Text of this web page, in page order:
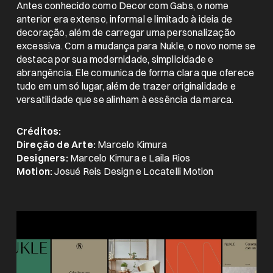
Antes conhecido como Decor com Gabs, o nome
anterior era extenso, informal e limitado à ideia de
decoração, além de carregar uma personalização
excessiva. Com a mudança para Nukle, o novo nome se
destaca por sua modernidade, simplicidade e
abrangência. Ele comunica de forma clara que oferece
tudo em um só lugar, além de trazer originalidade e
versatilidade que se alinham à essência da marca.
Créditos:
Direção de Arte: Marcelo Kimura
Designers:Marcelo Kimura e Laila Rios
Motion:Josué Reis Design e Locatelli Motion